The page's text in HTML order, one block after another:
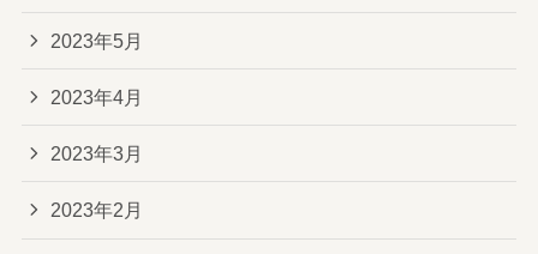
2023年5月
2023年4月
2023年3月
2023年2月